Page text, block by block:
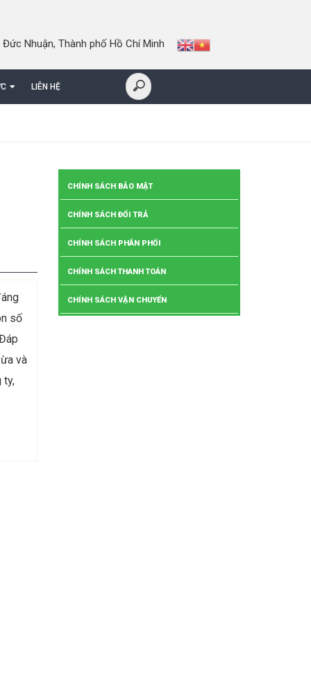
Nhuận, Thành phố Hồ Chí Minh
LIÊN HỆ
số
và
ty,
CHÍNH SÁCH BẢO MẬT
CHÍNH SÁCH ĐỔI TRẢ
CHÍNH SÁCH PHÂN PHỐI
CHÍNH SÁCH THANH TOÁN
CHÍNH SÁCH VẬN CHUYỂN